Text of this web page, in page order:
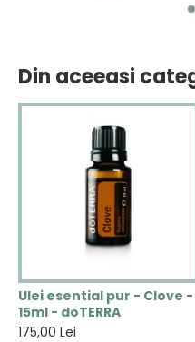
Din aceeasi
Ulei esential pur - Clove -
15ml - doTERRA
175,00 Lei